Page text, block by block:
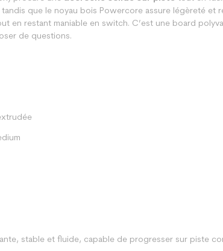
que le noyau bois Powercore assure légèreté et
en restant maniable en switch. C’est une board
de questions.
stable et fluide, capable de progresser sur piste